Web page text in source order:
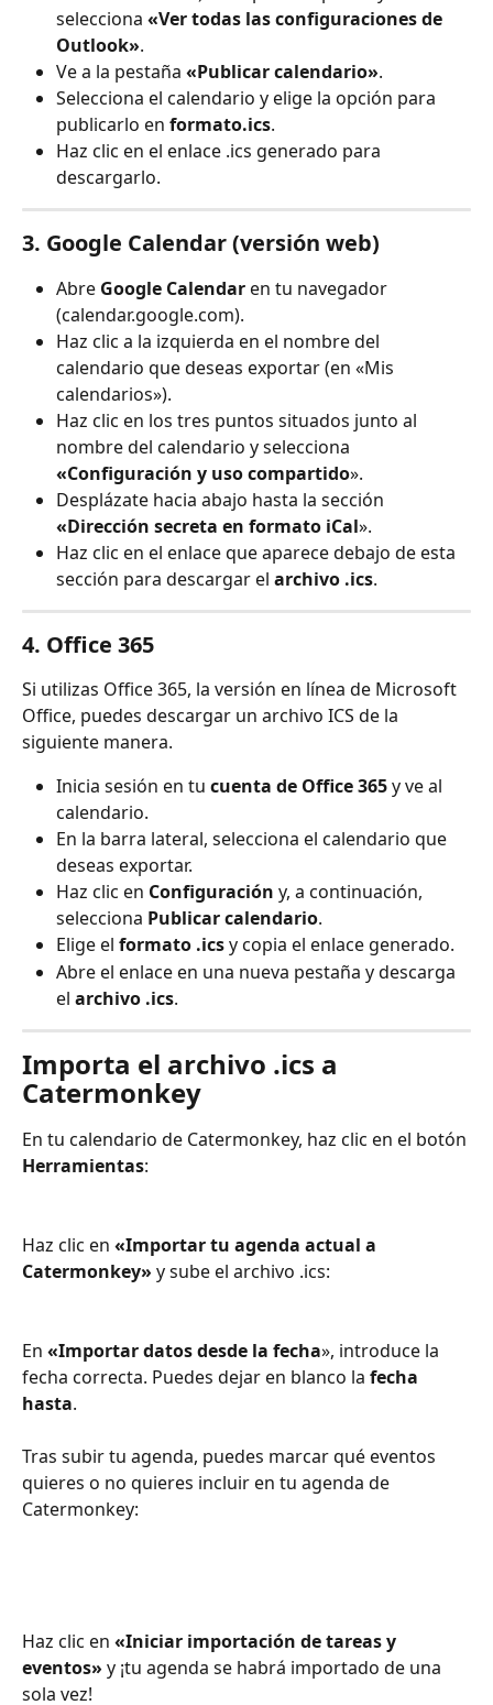
selecciona «Ver todas las configuraciones de
Outlook».
Ve a la pestaña «Publicar calendario».
Selecciona el calendario y elige la opción para
publicarlo en formato.ics.
Haz clic en el enlace .ics generado para
descargarlo.
3. Google Calendar (versión web)
Abre Google Calendar en tu navegador
(calendar.google.com).
Haz clic a la izquierda en el nombre del
calendario que deseas exportar (en «Mis
calendarios»).
Haz clic en los tres puntos situados junto al
nombre del calendario y selecciona
«Configuración y uso compartido».
Desplázate hacia abajo hasta la sección
«Dirección secreta en formato iCal».
Haz clic en el enlace que aparece debajo de esta
sección para descargar el archivo .ics.
4. Office 365
Si utilizas Office 365, la versión en línea de Microsoft
Office, puedes descargar un archivo ICS de la
siguiente manera.
Inicia sesión en tu cuenta de Office 365 y ve al
calendario.
En la barra lateral, selecciona el calendario que
deseas exportar.
Haz clic en Configuración y, a continuación,
selecciona Publicar calendario.
Elige el formato .ics y copia el enlace generado.
Abre el enlace en una nueva pestaña y descarga
el archivo .ics.
Importa el archivo .ics a
Catermonkey
En tu calendario de Catermonkey, haz clic en el botón
Herramientas:
Haz clic en «Importar tu agenda actual a
Catermonkey» y sube el archivo .ics:
En «Importar datos desde la fecha», introduce la
fecha correcta. Puedes dejar en blanco la fecha
hasta.
Tras subir tu agenda, puedes marcar qué eventos
quieres o no quieres incluir en tu agenda de
Catermonkey:
Haz clic en «Iniciar importación de tareas y
eventos» y ¡tu agenda se habrá importado de una
sola vez!